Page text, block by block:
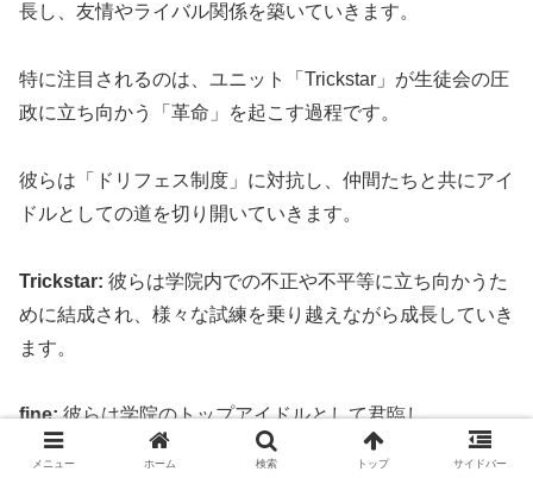
長し、友情やライバル関係を築いていきます。
特に注目されるのは、ユニット「Trickstar」が生徒会の圧
政に立ち向かう「革命」を起こす過程です。
彼らは「ドリフェス制度」に対抗し、仲間たちと共にアイ
ドルとしての道を切り開いていきます。
Trickstar: 彼らは学院内での不正や不平等に立ち向かうた
めに結成され、様々な試練を乗り越えながら成長していき
ます。
fine:彼らは学院のトップアイドルとして君臨し、
Trickstarとの対立が物語の重要な要素となります。
メニュー ホーム 検索 トップ サイドバー